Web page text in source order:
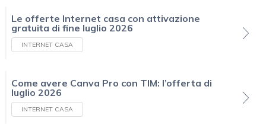
Le offerte Internet casa con attivazione
gratuita di fine luglio 2026
INTERNET CASA
Come avere Canva Pro con TIM: l’offerta di
luglio 2026
INTERNET CASA